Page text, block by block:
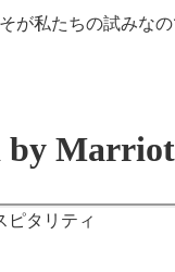
が私たちの試みなの
by
ピタリティ